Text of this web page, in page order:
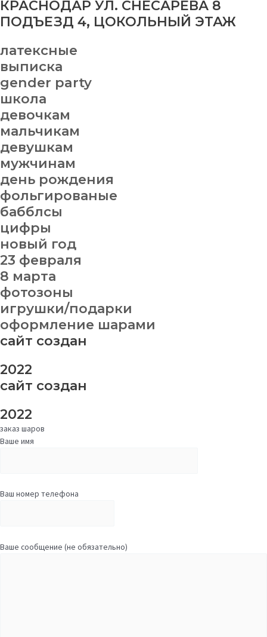
КРАСНОДАР УЛ. СНЕСАРЕВА 8
ПОДЪЕЗД 4, ЦОКОЛЬНЫЙ ЭТАЖ
латексные
выписка
gender party
школа
девочкам
мальчикам
девушкам
мужчинам
день рождения
фольгированые
бабблсы
цифры
новый год
23 февраля
8 марта
фотозоны
игрушки/подарки
оформление шарами
сайт создан
2022
сайт создан
2022
заказ шаров
Ваше имя
Ваш номер телефона
Ваше сообщение (не обязательно)